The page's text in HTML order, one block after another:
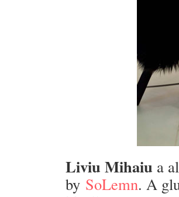
Liviu Mihaiu a
by SoLemn. A